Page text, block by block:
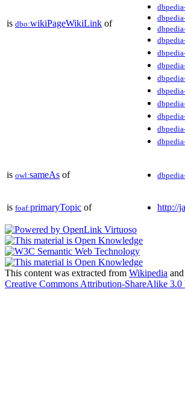
is dbo:wikiPageWikiLink of
is owl:sameAs of
is foaf:primaryTopic of http://
This content was extracted from Wikipedia
Creative Commons Attribution-ShareAlike 3.0